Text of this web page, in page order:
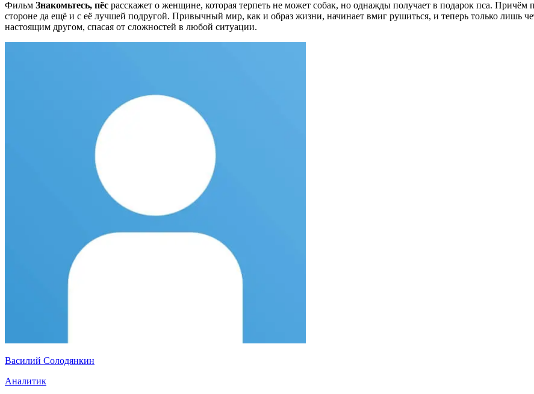
Фильм Знакомьтесь, пёс расскажет о женщине, которая терпеть не может собак, но однажды получает в подарок пса.
стороне да ещё и с её лучшей подругой. Привычный мир, как и образ жизни, начинает вмиг рушиться, и теперь только лишь
настоящим другом, спасая от сложностей в любой ситуации.
Василий Солодянкин
Аналитик